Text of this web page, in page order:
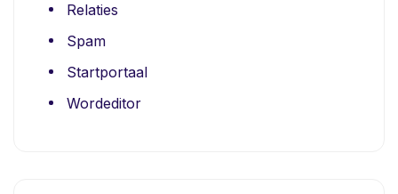
Relaties
Spam
Startportaal
Wordeditor